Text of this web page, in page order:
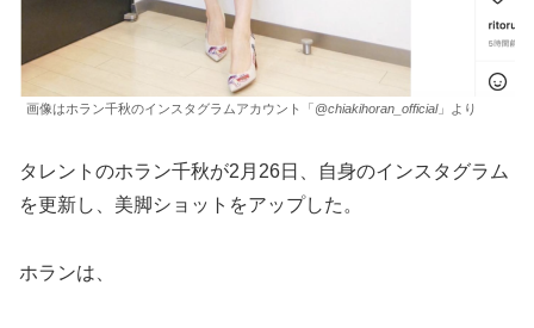
画像はホラン千秋のインスタグラムアカウント「@chiakihoran_official」より
タレントのホラン千秋が2月26日、自身のインスタグラム
を更新し、美脚ショットをアップした。
ホランは、